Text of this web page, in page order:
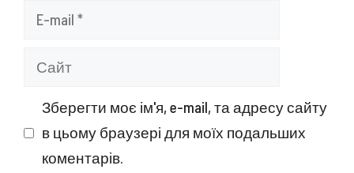
Сайт
Зберегти моє ім'я, e-mail, та адресу сайту
в цьому браузері для моїх подальших
коментарів.